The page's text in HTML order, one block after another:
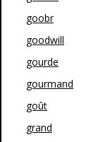
goobr
goodwill
gourde
gourmand
goût
grand